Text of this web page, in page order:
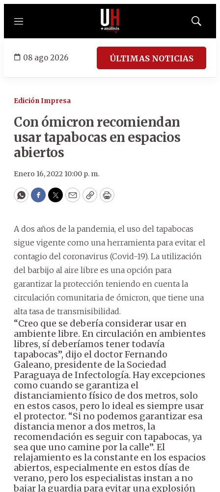
Menú
Mostrar
08 ago 2026 ÚLTIMAS NOTICIAS
Edición Impresa
Con ómicron recomiendan
usar tapabocas en espacios
abiertos
Enero 16, 2022 10:00 p. m.
WhatsApp
Facebook
Twitter
EmailCopyPrint
A dos años de la pandemia, el uso del tapabocas
sigue vigente como una herramienta para evitar el
contagio del coronavirus (Covid-19). La utilización
del barbijo al aire libre es una opción para
garantizar la protección teniendo en cuenta la
circulación comunitaria de ómicron, que tiene una
alta tasa de transmisibilidad.
“Creo que se debería considerar usar en
ambiente libre. En circulación en ambientes
libres, sí deberíamos tener todavía
tapabocas”, dijo el doctor Fernando
Galeano, presidente de la Sociedad
Paraguaya de Infectología. Hay excepciones
como cuando se garantiza el
distanciamiento físico de dos metros, solo
en estos casos, pero lo ideal es siempre usar
el protector. “Si no podemos garantizar esa
distancia menor a dos metros, la
recomendación es seguir con tapabocas, ya
sea que uno camine por la calle”. El
relajamiento es la constante en los espacios
abiertos, especialmente en estos días de
verano, pero los especialistas instan a no
bajar la guardia para evitar una explosión